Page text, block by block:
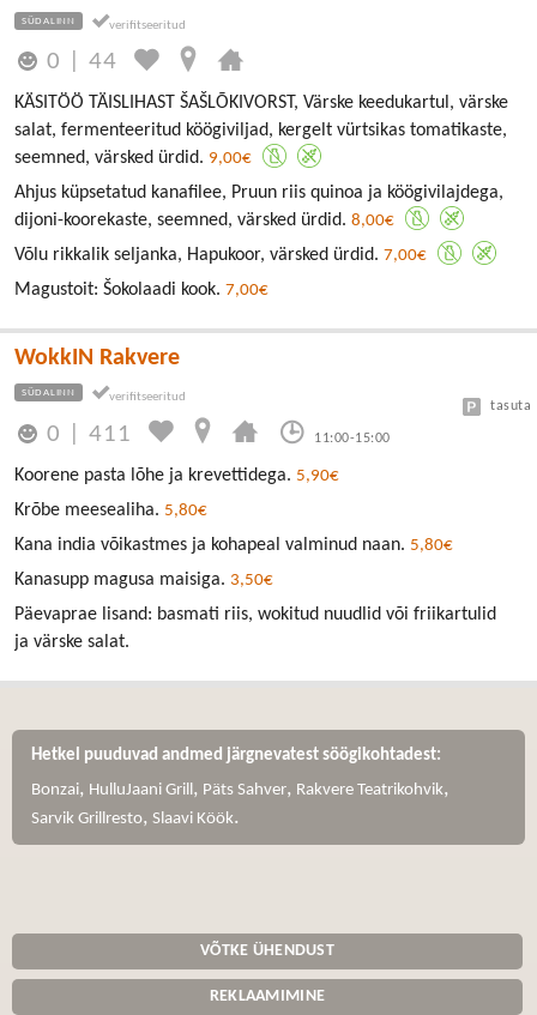
SÜDALINN
0 |44
KÄSITÖÖ TÄISLIHAST ŠAŠLÕKIVORST, Värske keedukartul, värske
salat, fermenteeritud köögiviljad, kergelt vürtsikas tomatikaste,
seemned, värsked ürdid. 9,00€
Ahjus küpsetatud kanafilee, Pruun riis quinoa ja köögivilajdega,
dijoni-koorekaste, seemned, värsked ürdid. 8,00€
Võlu rikkalik seljanka, Hapukoor, värsked ürdid. 7,00€
Magustoit: Šokolaadi kook. 7,00€
WokkIN Rakvere
SÜDALINN
0 |411 11:00-15:00
tasuta
Koorene pasta lõhe ja krevettidega. 5,90€
Krõbe meesealiha. 5,80€
Kana india võikastmes ja kohapeal valminud naan. 5,80€
Kanasupp magusa maisiga. 3,50€
Päevaprae lisand: basmati riis, wokitud nuudlid või friikartulid
ja värske salat.
Hetkel puuduvad andmed järgnevatest söögikohtadest:
Bonzai, HulluJaani Grill , Päts Sahver, Rakvere Teatrikohvik,
Sarvik Grillresto, Slaavi Köök.
VÕTKE ÜHENDUST
REKLAAMIMINE